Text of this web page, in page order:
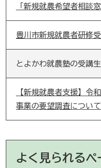
「新規就農希望者相談
豊川市新規就農者研修
とよかわ就農塾の受講
【新規就農者支援】令
事業の要望調査について
よく見られるペ